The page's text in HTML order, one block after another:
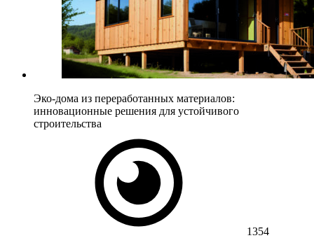
Эко-дома из переработанных материалов:
инновационные решения для устойчивого
строительства
1354